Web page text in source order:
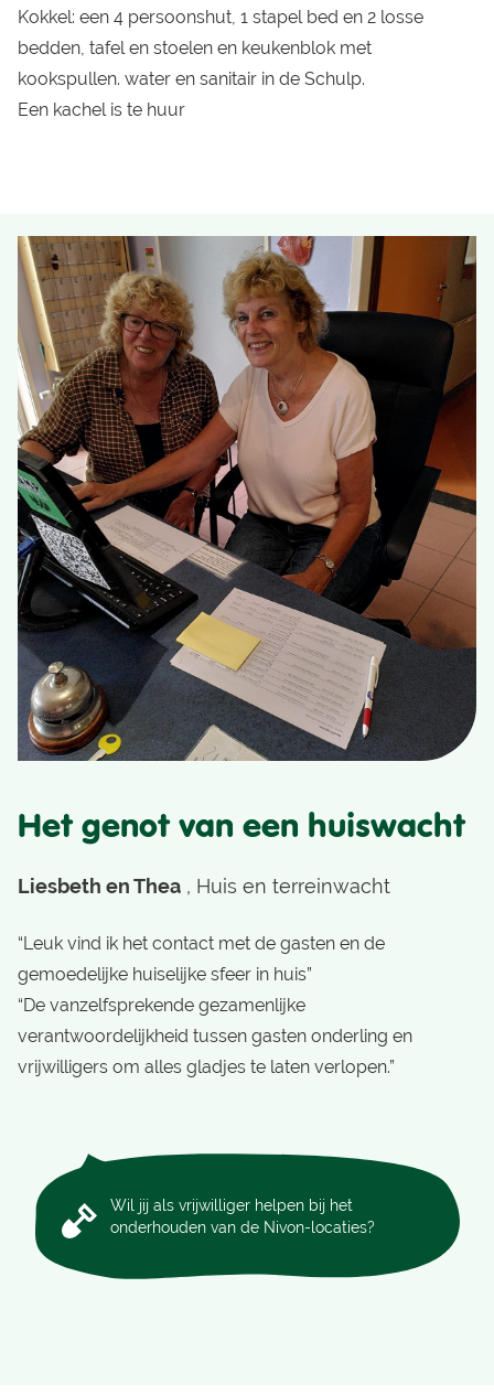
Kokkel: een 4 persoonshut, 1 stapel bed en 2 losse
bedden, tafel en stoelen en keukenblok met
kookspullen. water en sanitair in de Schulp.
Een kachel is te huur
Het genot van een huiswacht
Liesbeth en Thea , Huis en terreinwacht
“Leuk vind ik het contact met de gasten en de
gemoedelijke huiselijke sfeer in huis”
“De vanzelfsprekende gezamenlijke
verantwoordelijkheid tussen gasten onderling en
vrijwilligers om alles gladjes te laten verlopen.”
Wil jij als vrijwilliger helpen bij het
onderhouden van de Nivon-locaties?